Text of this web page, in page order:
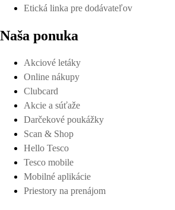
Etická linka pre dodávateľov
Naša ponuka
Akciové letáky
Online nákupy
Clubcard
Akcie a súťaže
Darčekové poukážky
Scan & Shop
Hello Tesco
Tesco mobile
Mobilné aplikácie
Priestory na prenájom